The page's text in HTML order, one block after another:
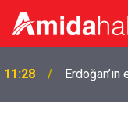
11:17 Adana'da